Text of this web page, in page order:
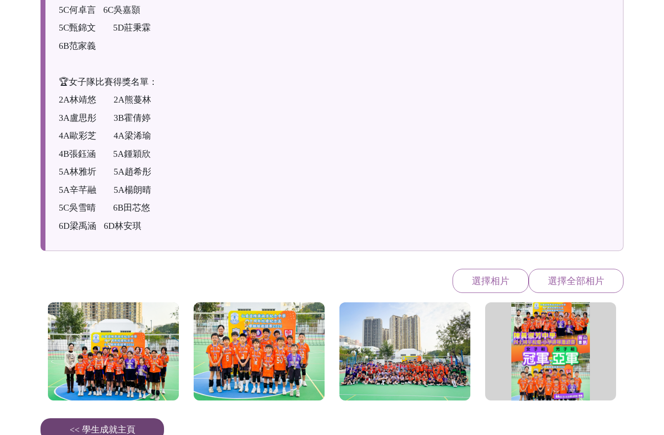
5C何卓言 6C吳嘉顥
5C甄錦文 5D莊秉霖
6B范家義
🏆女子隊比賽得獎名單：
2A林靖悠 2A熊蔓林
3A盧思彤 3B霍倩婷
4A歐彩芝 4A梁浠瑜
4B張鈺涵 5A鍾穎欣
5A林雅圻 5A趙希彤
5A辛芊融 5A楊朗晴
5C吳雪晴 6B田芯悠
6D梁禹涵 6D林安琪
選擇相片 選擇全部相片
<< 學生成就主頁